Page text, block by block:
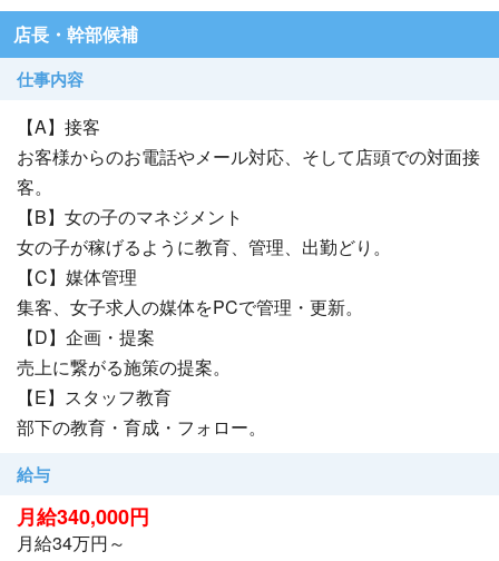
・品川4名
・錦糸町3名
・新橋3名
【公式求人サイト】
◯幹部ナビ
https://www.cin-gr.jp/
【シンデレラFCグループからのお約束】
☑社会保険完備
☑完全週休2日
☑マンション寮(初期費用0円・家具家電完備)
☑日払い
☑運転免許 不要
☑教育研修制度
☑オリエンテーション制度
☑人事評価16回/年
☑独立支援制度
店長・幹部候補
仕事内容
【A】接客
お客様からのお電話やメール対応、そして店頭での対面接
客。
【B】女の子のマネジメント
女の子が稼げるように教育、管理、出勤どり。
【C】媒体管理
集客、女子求人の媒体をPCで管理・更新。
【D】企画・提案
売上に繋がる施策の提案。
【E】スタッフ教育
部下の教育・育成・フォロー。
給与
月給340,000円
月給34万円～